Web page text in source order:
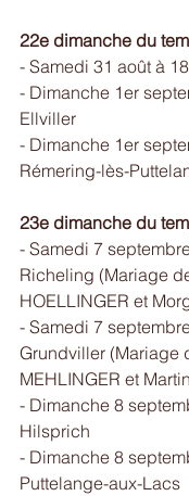
22e dimanche du
- Samedi 31 août à
- Dimanche 1er
Ellviller
- Dimanche 1er
Rémering-lès-
23e dimanche du
- Samedi 7
Richeling (Mariage
HOELLINGER et
- Samedi 7
Grundviller (Mariage
MEHLINGER et
- Dimanche 8
Hilsprich
- Dimanche 8
Puttelange-aux-Lacs